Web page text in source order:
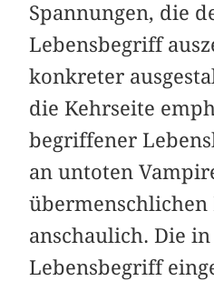
Spannungen, die
Lebensbegriff
konkreter
die Kehrseite
begriffener
an untoten
anschaulich. Die
Lebensbegriff